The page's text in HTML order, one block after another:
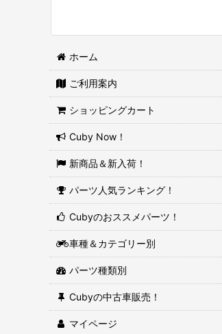
ホーム
ご利用案内
ショッピングカート
Cuby Now！
新商品＆新入荷！
パーツ人気ランキング！
Cubyのおススメパーツ！
車種＆カテゴリー別
パーツ種類別
Cubyの中古車販売！
マイページ